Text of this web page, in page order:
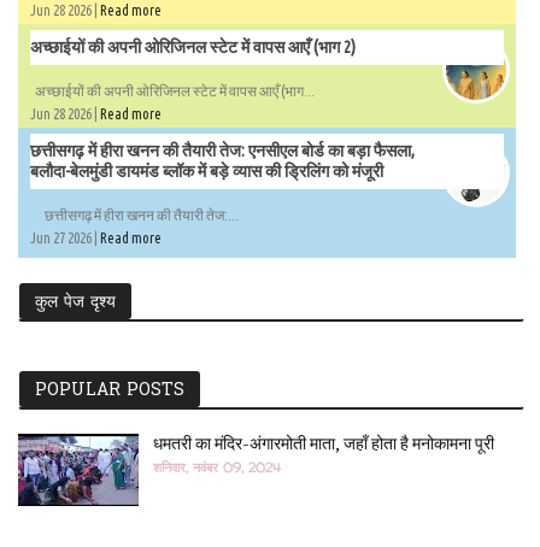
Jun 28 2026 | Read more
अच्छाईयों की अपनी ओरिजिनल स्टेट में वापस आएँ (भाग 2)
अच्छाईयों की अपनी ओरिजिनल स्टेट में वापस आएँ (भाग...
Jun 28 2026 | Read more
छत्तीसगढ़ में हीरा खनन की तैयारी तेज: एनसीएल बोर्ड का बड़ा फैसला,
बलौदा-बेलमुंडी डायमंड ब्लॉक में बड़े व्यास की ड्रिलिंग को मंजूरी
छत्तीसगढ़ में हीरा खनन की तैयारी तेज:...
Jun 27 2026 | Read more
कुल पेज दृश्य
POPULAR POSTS
धमतरी का मंदिर-अंगारमोती माता, जहाँ होता है मनोकामना पूरी
शनिवार, नवंबर 09, 2024